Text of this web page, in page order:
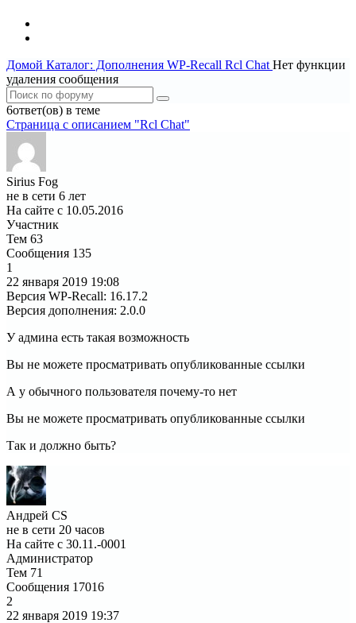
Домой Каталог: Дополнения WP-Recall Rcl Chat Нет функции
удаления сообщения
6ответ(ов) в теме
Страница c описанием "Rcl Chat"
Sirius Fog
не в сети 6 лет
На сайте с 10.05.2016
Участник
Тем 63
Сообщения 135
1
22 января 2019 19:08
Версия WP-Recall: 16.17.2
Версия дополнения: 2.0.0
У админа есть такая возможность
Вы не можете просматривать опубликованные ссылки
А у обычного пользователя почему-то нет
Вы не можете просматривать опубликованные ссылки
Так и должно быть?
Андрей CS
не в сети 20 часов
На сайте с 30.11.-0001
Администратор
Тем 71
Сообщения 17016
2
22 января 2019 19:37